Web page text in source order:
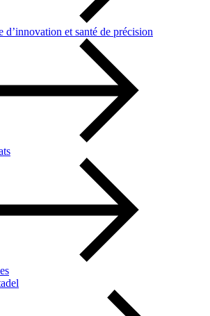
d’innovation et santé de précision